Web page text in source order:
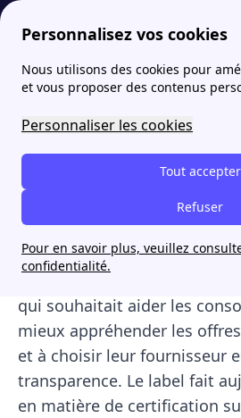
Personnalisez vos cookies
Nous utilisons des cookies pour
et vous proposer des contenus
Personnaliser les cookies
Tout accepter
Refuser
Pour en savoir plus, veuillez
confidentialité.
papernest Décrypter Label VertVolt : un label pour bien choisir son électricité verte
Label VertVolt :
pour bien
électricité verte
Lancé en octobre 2021, le
une initiative de l’Ademe
qui souhaitait aider les
mieux appréhender les
et à choisir leur fournisseur
transparence. Le label fait
en matière de certification